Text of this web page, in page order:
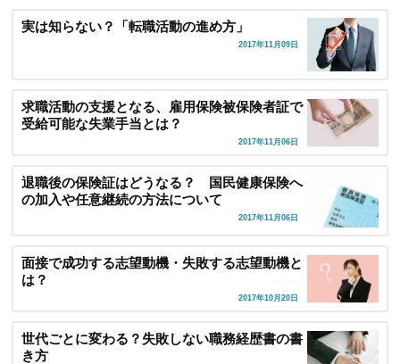
実は知らない？「転職活動の進め方」
2017年11月09日
求職活動の支援となる、雇用保険被保険者証で
受給可能な失業手当とは？
2017年11月06日
退職後の保険証はどうなる？ 国民健康保険へ
の加入や任意継続の方法について
2017年11月06日
面接で成功する志望動機・失敗する志望動機と
は？
2017年10月20日
世代ごとに変わる？失敗しない職務経歴書の書
き方